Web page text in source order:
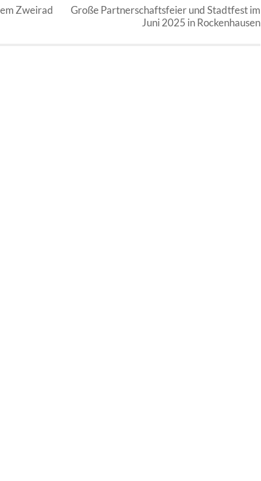
Zweirad
Große Partnerschaftsfeier und Stadtfest im
Juni 2025 in Rockenhausen